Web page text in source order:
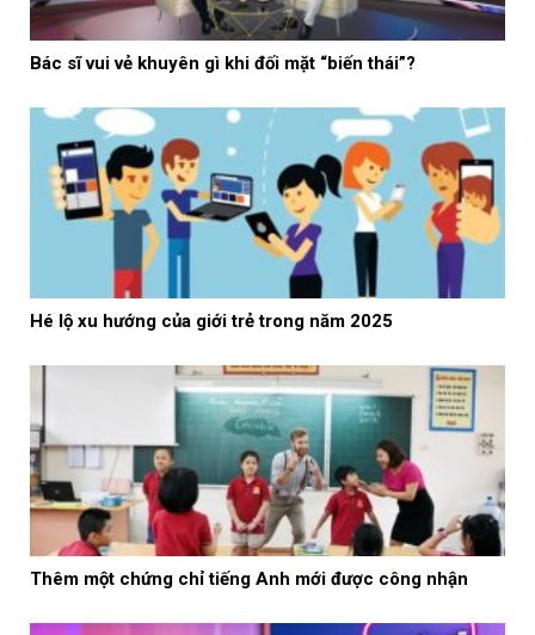
Bác sĩ vui vẻ khuyên gì khi đối mặt “biến thái”?
Hé lộ xu hướng của giới trẻ trong năm 2025
Thêm một chứng chỉ tiếng Anh mới được công nhận